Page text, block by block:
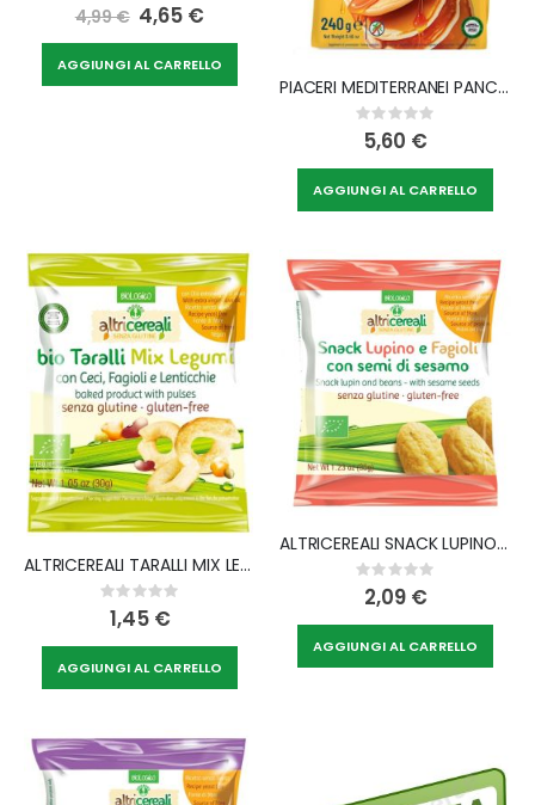
0%
4,99 € Special
Price
4,65 €
AGGIUNGI AL CARRELLO
PIACERI MEDITERRANEI PANCAKE 240 G
Rating:
0%
5,60 €
AGGIUNGI AL CARRELLO
ALTRICEREALI TARALLI MIX LEGUMI 30 G
Rating:
0%
1,45 €
AGGIUNGI AL CARRELLO
ALTRICEREALI SNACK LUPINO E FAGIOLI CON SEMI DI SESAMO 35 G
Rating:
0%
2,09 €
AGGIUNGI AL CARRELLO